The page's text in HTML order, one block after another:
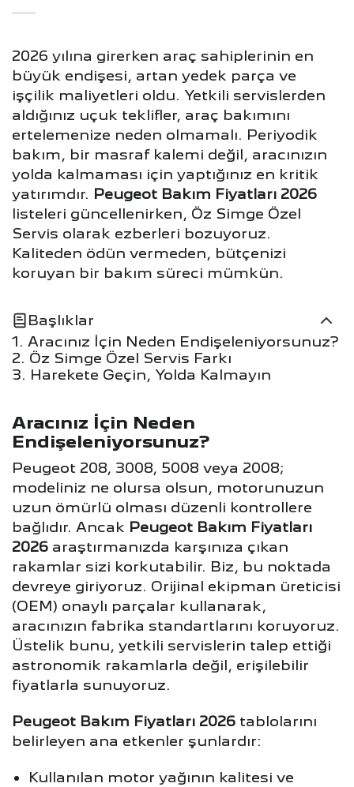
2026 yılına girerken araç sahiplerinin en
büyük endişesi, artan yedek parça ve
işçilik maliyetleri oldu. Yetkili servislerden
aldığınız uçuk teklifler, araç bakımını
ertelemenize neden olmamalı. Periyodik
bakım, bir masraf kalemi değil, aracınızın
yolda kalmaması için yaptığınız en kritik
yatırımdır. Peugeot Bakım Fiyatları 2026
listeleri güncellenirken, Öz Simge Özel
Servis olarak ezberleri bozuyoruz.
Kaliteden ödün vermeden, bütçenizi
koruyan bir bakım süreci mümkün.
Başlıklar
Aracınız İçin Neden Endişeleniyorsunuz?
Öz Simge Özel Servis Farkı
Harekete Geçin, Yolda Kalmayın
Aracınız İçin Neden
Endişeleniyorsunuz?
Peugeot 208, 3008, 5008 veya 2008;
modeliniz ne olursa olsun, motorunuzun
uzun ömürlü olması düzenli kontrollere
bağlıdır. Ancak Peugeot Bakım Fiyatları
2026 araştırmanızda karşınıza çıkan
rakamlar sizi korkutabilir. Biz, bu noktada
devreye giriyoruz. Orijinal ekipman üreticisi
(OEM) onaylı parçalar kullanarak,
aracınızın fabrika standartlarını koruyoruz.
Üstelik bunu, yetkili servislerin talep ettiği
astronomik rakamlarla değil, erişilebilir
fiyatlarla sunuyoruz.
Peugeot Bakım Fiyatları 2026 tablolarını
belirleyen ana etkenler şunlardır:
Kullanılan motor yağının kalitesi ve